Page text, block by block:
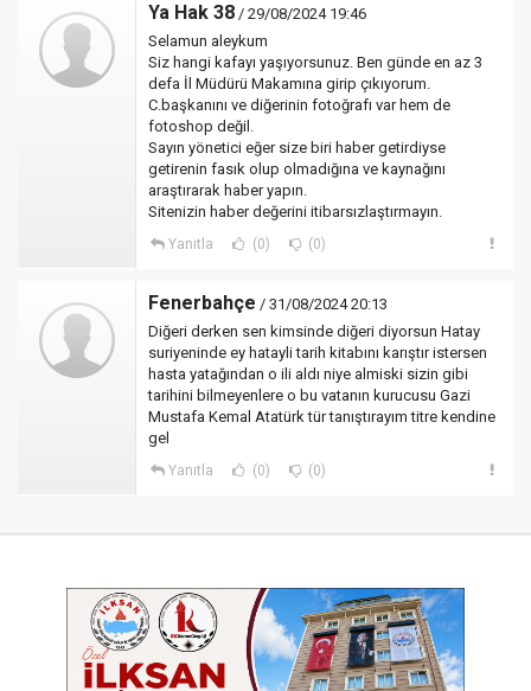
Ya Hak 38 / 29/08/2024 19:46
Selamun aleykum
Siz hangi kafayı yaşıyorsunuz. Ben günde en az 3
defa İl Müdürü Makamına girip çıkıyorum.
C.başkanını ve diğerinin fotoğrafı var hem de
fotoshop değil.
Sayın yönetici eğer size biri haber getirdiyse
getirenin fasık olup olmadığına ve kaynağını
araştırarak haber yapın.
Sitenizin haber değerini itibarsızlaştırmayın.
Yanıtla (0) (0)
Fenerbahçe / 31/08/2024 20:13
Diğeri derken sen kimsinde diğeri diyorsun Hatay
suriyeninde ey hatayli tarih kitabını karıştır istersen
hasta yatağından o ili aldı niye almiski sizin gibi
tarihini bilmeyenlere o bu vatanın kurucusu Gazi
Mustafa Kemal Atatürk tür tanıştırayım titre kendine
gel
Yanıtla (0) (0)